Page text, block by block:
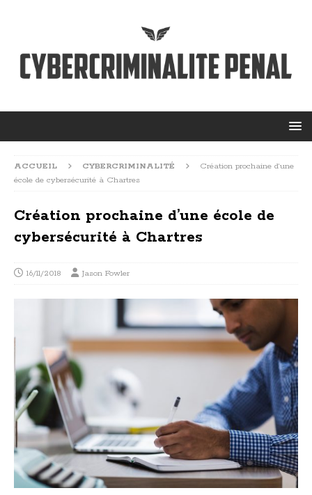
ACCUEIL CYBERCRIMINALITÉ
Création prochaine d’une
école de cybersécurité à Chartres
Création prochaine d’une école de
cybersécurité à Chartres
16/11/2018 Jason Fowler